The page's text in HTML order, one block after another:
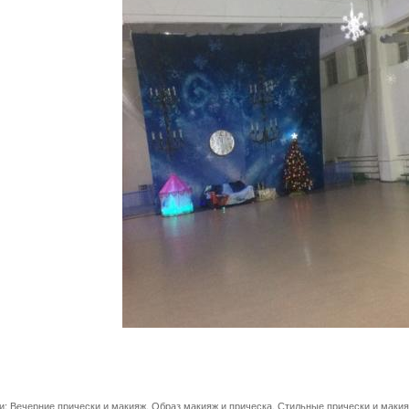
Вечерние прически и макияж Образ макияж и прическа Стильные прически и